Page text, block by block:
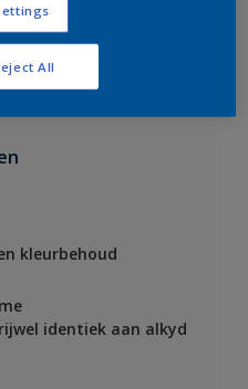
Visualizer App
kleurbehoud
identiek aan alkyd
All